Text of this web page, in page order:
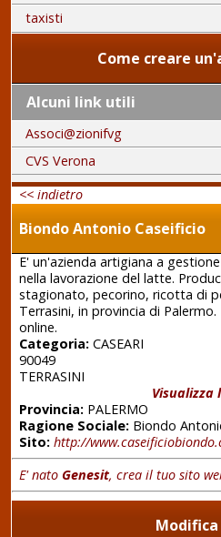
taxisti
Come creare
Alcuni link utili
Associ@zionifvg
CVS Verona
<< indietro
Biondo Antonio Caseificio
E' un'azienda artigiana a
nella lavorazione del latte.
stagionato, pecorino, ricotta di
Terrasini, in provincia di
online.
Categoria:CASEARI
90049
TERRASINI
Visualizza
Provincia:PALERMO
Ragione Sociale:Biondo
Sito: http://
E' nato Genesit, crea il tuo sito